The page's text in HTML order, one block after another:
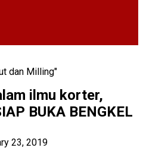
dan Milling"
ilmu korter,
BUKA BENGKEL
23, 2019